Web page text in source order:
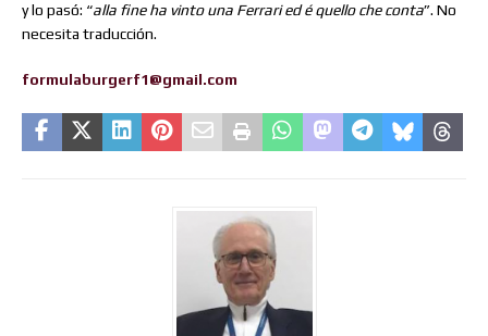
y lo pasó: “alla fine ha vinto una Ferrari ed é quello che conta”. No
necesita traducción.
formulaburgerf1@gmail.com